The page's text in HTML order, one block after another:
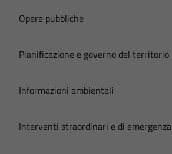
Opere pubbliche
Pianificazione e governo del territorio
Informazioni ambientali
Interventi straordinari e di emergenza